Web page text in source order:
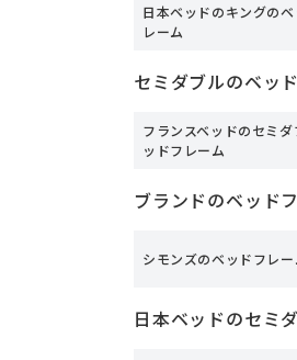
日本ベッドのキングの
レーム
セミダブルのベッ
フランスベッドのセミ
ッドフレーム
ブランドのベッド
シモンズのベッドフレー
日本ベッドのセミ